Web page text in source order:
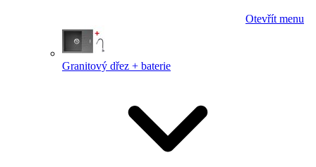
Otevřít menu
Granitový dřez + baterie